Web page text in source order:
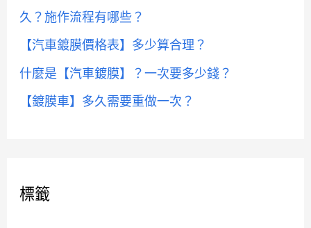
久？施作流程有哪些？
【汽車鍍膜價格表】多少算合理？
什麼是【汽車鍍膜】？一次要多少錢？
【鍍膜車】多久需要重做一次？
標籤